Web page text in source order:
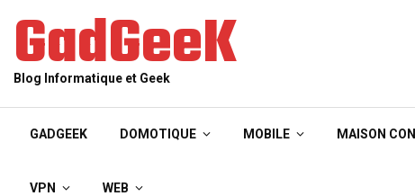
GadGeeK
Blog Informatique et Geek
GADGEEK DOMOTIQUE MOBILE MAISON
VPN WEB